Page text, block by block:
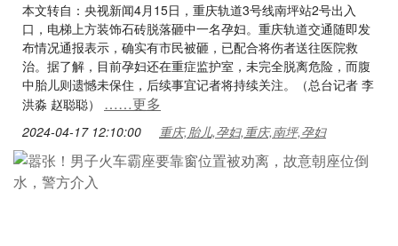
本文转自：央视新闻4月15日，重庆轨道3号线南坪站2号出入
口，电梯上方装饰石砖脱落砸中一名孕妇。重庆轨道交通随即发
布情况通报表示，确实有市民被砸，已配合将伤者送往医院救
治。据了解，目前孕妇还在重症监护室，未完全脱离危险，而腹
中胎儿则遗憾未保住，后续事宜记者将持续关注。（总台记者 李
洪淼 赵聪聪） ……更多
2024-04-17 12:10:00 重庆,胎儿,孕妇,重庆,南坪,孕妇